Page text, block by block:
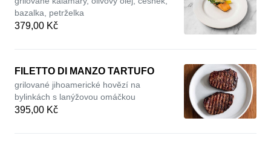
bazalka, petrželka
379,00 Kč
FILETTO DI MANZO TARTUFO
grilované jihoamerické hovězí na
bylinkách s lanýžovou omáčkou
395,00 Kč